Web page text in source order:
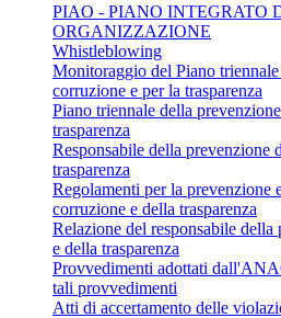
PIAO - PIANO INTEGRATO
ORGANIZZAZIONE
Whistleblowing
Monitoraggio del Piano
corruzione e per la trasparenza
Piano triennale della
trasparenza
Responsabile della prevenzione
trasparenza
Regolamenti per la prevenzione
corruzione e della trasparenza
Relazione del responsabile
e della trasparenza
Provvedimenti adottati
tali provvedimenti
Atti di accertamento delle